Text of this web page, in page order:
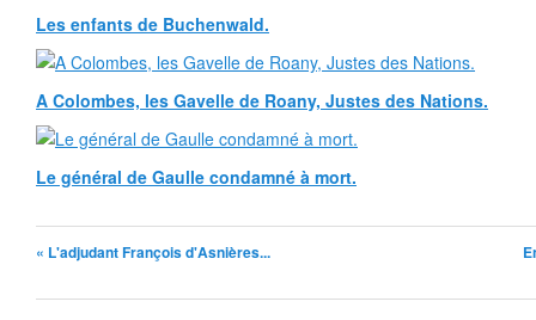
Les enfants de Buchenwald.
A Colombes, les Gavelle de Roany, Justes des Nations.
Le général de Gaulle condamné à mort.
« L'adjudant François d'Asnières...